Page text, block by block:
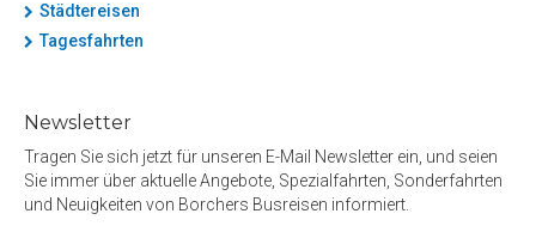
Städtereisen
Tagesfahrten
Newsletter
Tragen Sie sich jetzt für unseren E-Mail Newsletter ein, und seien
Sie immer über aktuelle Angebote, Spezialfahrten, Sonderfahrten
und Neuigkeiten von Borchers Busreisen informiert.